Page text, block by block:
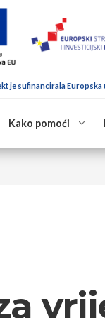
je sufinancirala
Kako pomoći